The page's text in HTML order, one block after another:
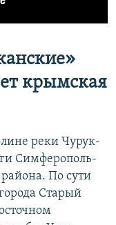
крымская
реки Чурук-
Симферополь-
По сути
Старый